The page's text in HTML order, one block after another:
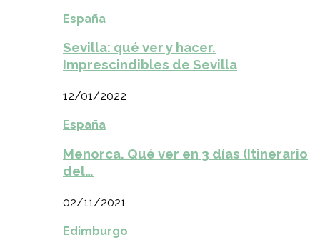
España
Sevilla: qué ver y hacer.
Imprescindibles de Sevilla
12/01/2022
España
Menorca. Qué ver en 3 días (Itinerario
del…
02/11/2021
Edimburgo